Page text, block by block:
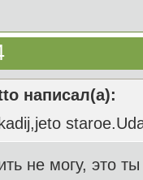
написал(а):
не могу, это